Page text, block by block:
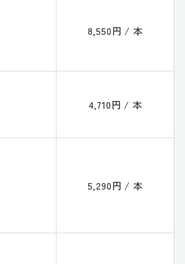
8,550円 / 本
4,710円 / 本
5,290円 / 本